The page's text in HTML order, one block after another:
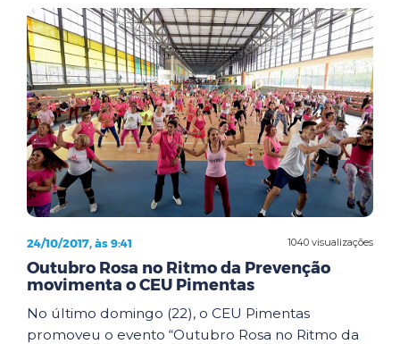
1040 visualizações
24/10/2017, às 9:41
Outubro Rosa no Ritmo da Prevenção
movimenta o CEU Pimentas
No último domingo (22), o CEU Pimentas
promoveu o evento “Outubro Rosa no Ritmo da